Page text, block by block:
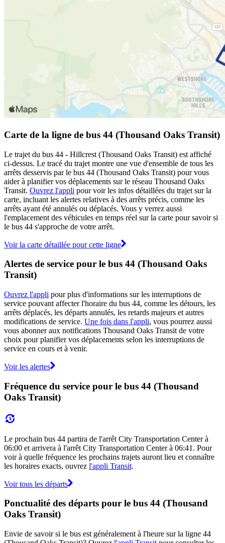
Carte de la ligne de bus 44 (Thousand Oaks Transit)
Le trajet du bus 44 - Hillcrest (Thousand Oaks Transit) est affiché
ci-dessus. Le tracé du trajet montre une vue d'ensemble de tous les
arrêts desservis par le bus 44 (Thousand Oaks Transit) pour vous
aider à planifier vos déplacements sur le réseau Thousand Oaks
Transit. Ouvrez l'appli pour voir les infos détaillées du trajet sur la
carte, incluant les alertes relatives à des arrêts précis, comme les
arrêts ayant été annulés ou déplacés. Vous y verrez aussi
l'emplacement des véhicules en temps réel sur la carte pour savoir si
le bus 44 s'approche de votre arrêt.
Voir la carte détaillée pour cette ligne
Alertes de service pour le bus 44 (Thousand Oaks
Transit)
Ouvrez l'appli pour plus d'informations sur les interruptions de
service pouvant affecter l'horaire du bus 44, comme les détours, les
arrêts déplacés, les départs annulés, les retards majeurs et autres
modifications de service. Une fois dans l'appli, vous pourrez aussi
vous abonner aux notifications Thousand Oaks Transit de votre
choix pour planifier vos déplacements selon les interruptions de
service en cours et à venir.
Voir les alertes
Fréquence du service pour le bus 44 (Thousand
Oaks Transit)
Le prochain bus 44 partira de l'arrêt City Transportation Center à
06:00 et arrivera à l'arrêt City Transportation Center à 06:41. Pour
voir à quelle fréquence les prochains trajets auront lieu et connaître
les horaires exacts, ouvrez l'appli Transit.
Voir tous les départs
Ponctualité des départs pour le bus 44 (Thousand
Oaks Transit)
Envie de savoir si le bus est généralement à l'heure sur la ligne 44